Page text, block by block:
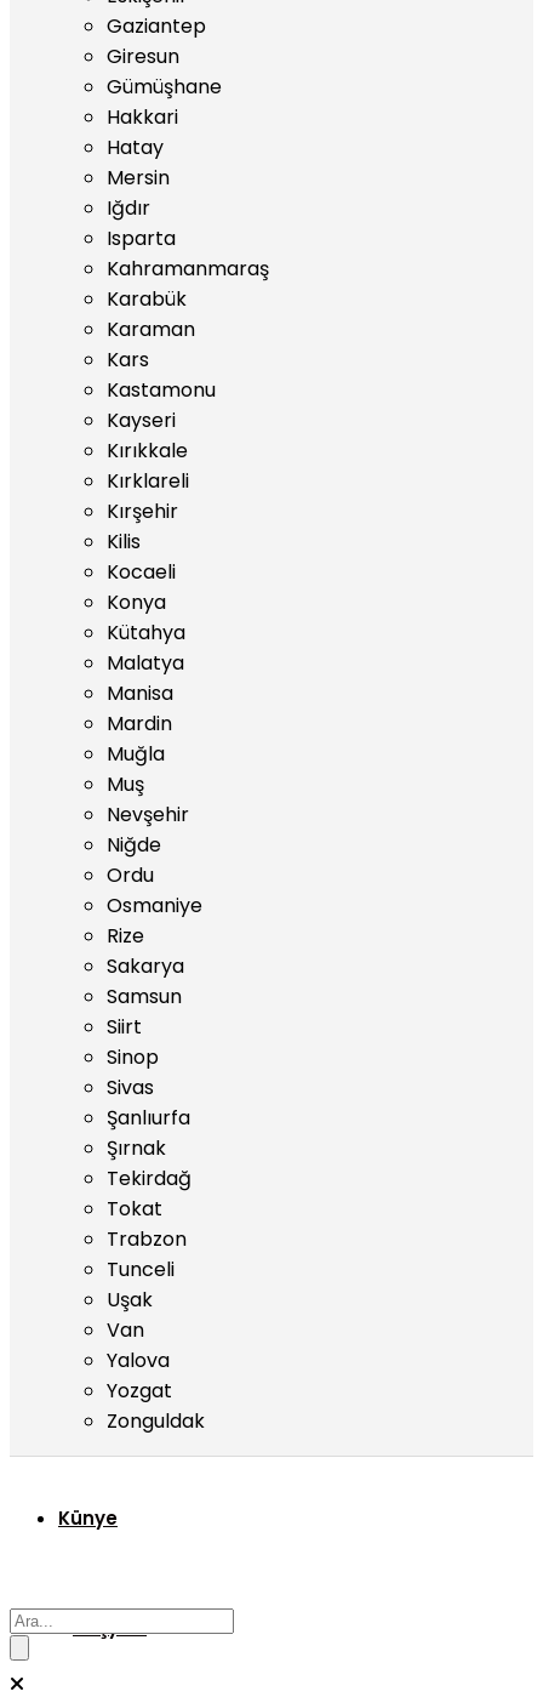
Gaziantep
Giresun
Gümüşhane
Hakkari
Hatay
Mersin
Iğdır
Isparta
Kahramanmaraş
Karabük
Karaman
Kars
Kastamonu
Kayseri
Kırıkkale
Kırklareli
Kırşehir
Kilis
Kocaeli
Konya
Kütahya
Malatya
Manisa
Mardin
Muğla
Muş
Nevşehir
Niğde
Ordu
Osmaniye
Rize
Sakarya
Samsun
Siirt
Sinop
Sivas
Şanlıurfa
Şırnak
Tekirdağ
Tokat
Trabzon
Tunceli
Uşak
Van
Yalova
Yozgat
Zonguldak
Künye
Başyazı